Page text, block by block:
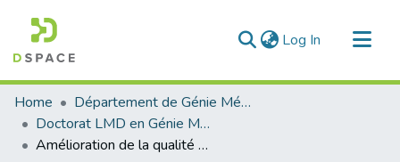
Log In (current)
Communities & Collections
All of DSpace
Statistics
Home
Département de Génie Mécanique
Doctorat LMD en Génie Mécanique
Amélioration de la qualité et de la performance du séchage solaire des produits agro-alimentaires par insertion d’un traitement de détente instantanée contrôlée (DIC) ; analyse expérimentale, modélisation empirique et phénoménologique